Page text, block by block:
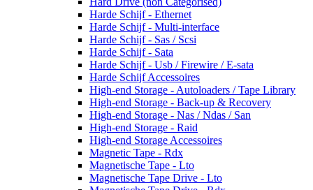
Harde Schijf - Ethernet
Harde Schijf - Multi-interface
Harde Schijf - Sas / Scsi
Harde Schijf - Sata
Harde Schijf - Usb / Firewire / E-sata
Harde Schijf Accessoires
High-end Storage - Autoloaders / Tape Library
High-end Storage - Back-up & Recovery
High-end Storage - Nas / Ndas / San
High-end Storage - Raid
High-end Storage Accessoires
Magnetic Tape - Rdx
Magnetische Tape - Lto
Magnetische Tape Drive - Lto